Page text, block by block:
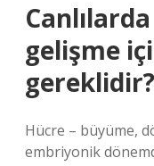
gelişme
gereklidir?
Hücre – büyüme,
embriyonik